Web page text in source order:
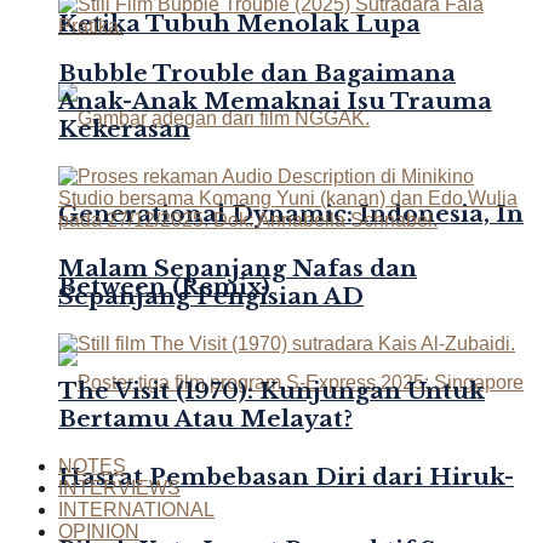
Ketika Tubuh Menolak Lupa
Generational Dynamic: Indonesia, In
Between (Remix)
Hasrat Pembebasan Diri dari Hiruk-
Bubble Trouble dan Bagaimana
Anak-Anak Memaknai Isu Trauma
Kekerasan
Malam Sepanjang Nafas dan
Sepanjang Pengisian AD
The Visit (1970): Kunjungan Untuk
Bertamu Atau Melayat?
NOTES
INTERVIEWS
INTERNATIONAL
OPINION